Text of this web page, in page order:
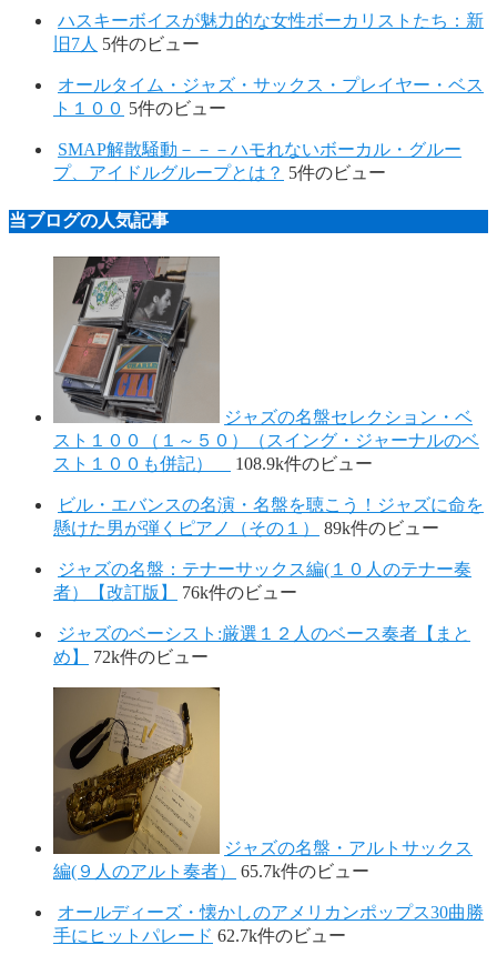
ハスキーボイスが魅力的な女性ボーカリストたち：新
旧7人 5件のビュー
オールタイム・ジャズ・サックス・プレイヤー・ベス
ト１００ 5件のビュー
SMAP解散騒動－－－ハモれないボーカル・グルー
プ、アイドルグループとは？ 5件のビュー
当ブログの人気記事
ジャズの名盤セレクション・ベ
スト１００（１～５０）（スイング・ジャーナルのベ
スト１００も併記）
108.9k件のビュー
ビル・エバンスの名演・名盤を聴こう！ジャズに命を
懸けた男が弾くピアノ（その１）
89k件のビュー
ジャズの名盤：テナーサックス編(１０人のテナー奏
者）【改訂版】
76k件のビュー
ジャズのベーシスト:厳選１２人のベース奏者【まと
め】
72k件のビュー
ジャズの名盤・アルトサックス
編(９人のアルト奏者）
65.7k件のビュー
オールディーズ・懐かしのアメリカンポップス30曲勝
手にヒットパレード 62.7k件のビュー